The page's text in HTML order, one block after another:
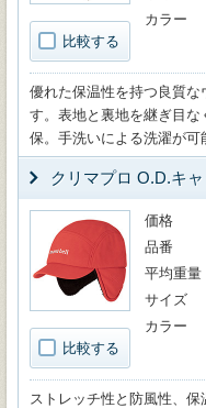
比較する
カラー
優れた保温性を持つ良質
す。表地と裏地を継ぎ目
保。手洗いによる洗濯が可
クリマプロ O.D.キ
比較する
価格
品番
平均重量
サイズ
カラー
ストレッチ性と防風性、